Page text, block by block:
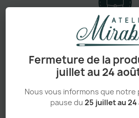
Fermeture de la
juillet au 24
Nous vous informons que
pause du 25 juillet au
Adapté aux pros comme
Sans minimum de